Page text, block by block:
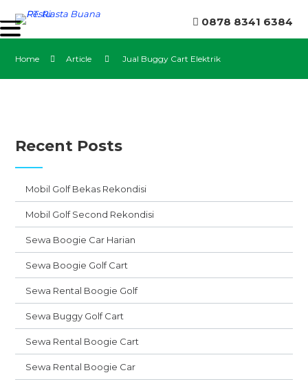
0878 8341 6384
Home Article Jual Buggy Cart Elektrik
Recent Posts
Mobil Golf Bekas Rekondisi
Mobil Golf Second Rekondisi
Sewa Boogie Car Harian
Sewa Boogie Golf Cart
Sewa Rental Boogie Golf
Sewa Buggy Golf Cart
Sewa Rental Boogie Cart
Sewa Rental Boogie Car